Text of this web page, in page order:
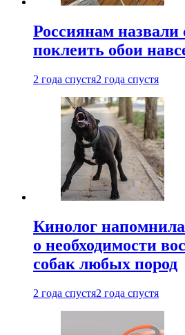
Россиянам назвали
поклеить обои
2 года спустя2 года спустя
Кинолог напомнила
о необходимости
собак любых пород
2 года спустя2 года спустя